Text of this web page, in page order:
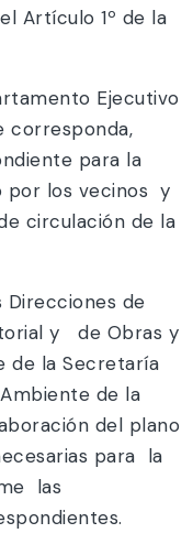
Artículo 1º de la
Ejecutivo
corresponda,
para la
por los vecinos y
circulación de la
Direcciones de
y de Obras y
de la Secretaría
de la
del plano
para la
las